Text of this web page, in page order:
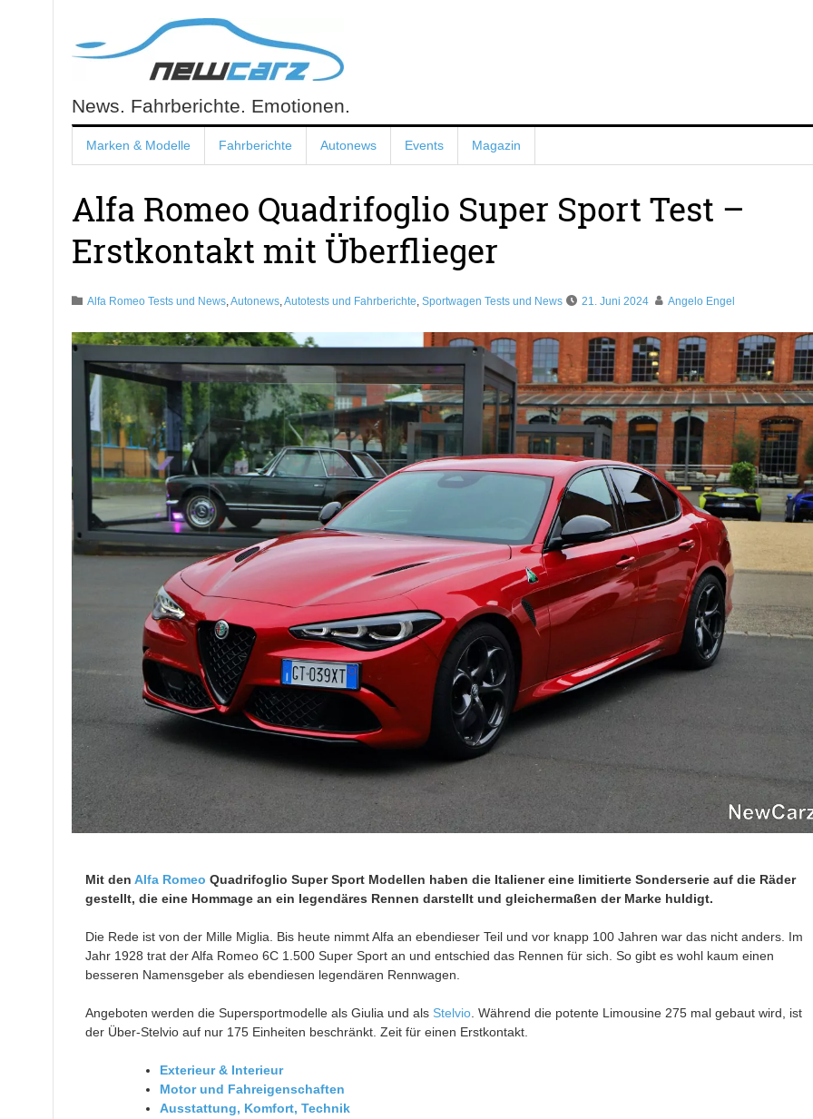
content
NewCarz.de
News. Fahrberichte. Emotionen.
Marken & Modelle Fahrberichte Autonews Events Magazin
Alfa Romeo Quadrifoglio Super Sport Test –
Erstkontakt mit Überflieger
Alfa Romeo Tests und News, Autonews, Autotests und Fahrberichte Sportwagen Tests und News 21. Juni 2024 Angelo Engel
Mit den Alfa Romeo Quadrifoglio Super Sport Modellen haben die Italiener eine limitierte Sonderserie auf die Räder
gestellt, die eine Hommage an ein legendäres Rennen darstellt und gleichermaßen der Marke huldigt.
Die Rede ist von der Mille Miglia. Bis heute nimmt Alfa an ebendieser Teil und vor knapp 100 Jahren war das nicht anders. Im
Jahr 1928 trat der Alfa Romeo 6C 1.500 Super Sport an und entschied das Rennen für sich. So gibt es wohl kaum einen
besseren Namensgeber als ebendiesen legendären Rennwagen.
Angeboten werden die Supersportmodelle als Giulia und als Stelvio. Während die potente Limousine 275 mal gebaut wird, ist
der Über-Stelvio auf nur 175 Einheiten beschränkt. Zeit für einen Erstkontakt.
Exterieur & Interieur
Motor und Fahreigenschaften
Ausstattung, Komfort, Technik